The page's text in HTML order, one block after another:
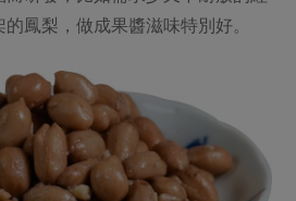
地區活動
鳳梨，做成果醬滋味特別好。